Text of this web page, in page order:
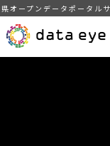
オープンデータポータル